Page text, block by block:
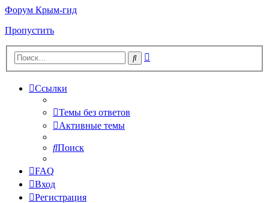
Форум Крым-гид
Пропустить
Поиск
Ссылки
Темы без ответов
Активные темы
Поиск
FAQ
Вход
Регистрация